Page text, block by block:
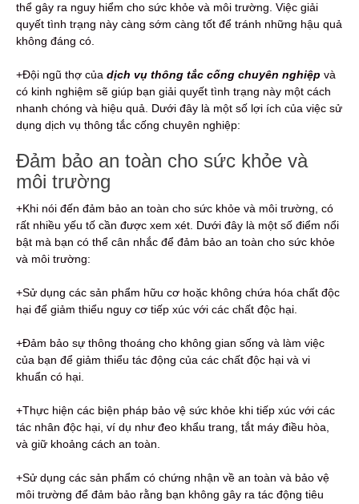
thể gây ra nguy hiểm cho sức khỏe và môi trường. Việc giải
quyết tình trạng này càng sớm càng tốt để tránh những hậu quả
không đáng có.
+Đội ngũ thợ của dịch vụ thông tắc cống chuyên nghiệp và
có kinh nghiệm sẽ giúp bạn giải quyết tình trạng này một cách
nhanh chóng và hiệu quả. Dưới đây là một số lợi ích của việc sử
dụng dịch vụ thông tắc cống chuyên nghiệp:
Đảm bảo an toàn cho sức khỏe và
môi trường
+Khi nói đến đảm bảo an toàn cho sức khỏe và môi trường, có
rất nhiều yếu tố cần được xem xét. Dưới đây là một số điểm nổi
bật mà bạn có thể cân nhắc để đảm bảo an toàn cho sức khỏe
và môi trường:
+Sử dụng các sản phẩm hữu cơ hoặc không chứa hóa chất độc
hại để giảm thiểu nguy cơ tiếp xúc với các chất độc hại.
+Đảm bảo sự thông thoáng cho không gian sống và làm việc
của bạn để giảm thiểu tác động của các chất độc hại và vi
khuẩn có hại.
+Thực hiện các biện pháp bảo vệ sức khỏe khi tiếp xúc với các
tác nhân độc hại, ví dụ như đeo khẩu trang, tắt máy điều hòa,
và giữ khoảng cách an toàn.
+Sử dụng các sản phẩm có chứng nhận về an toàn và bảo vệ
môi trường để đảm bảo rằng bạn không gây ra tác động tiêu